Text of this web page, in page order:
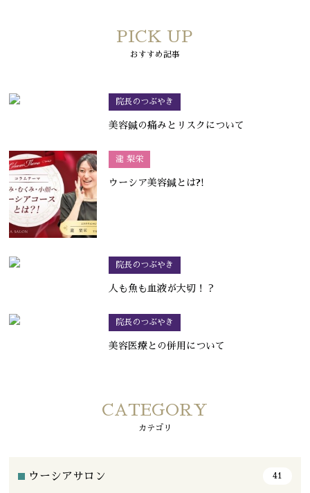
PICK UP
おすすめ記事
院長のつぶやき
美容鍼の痛みとリスクについて
瀧 梨栄
ウーシア美容鍼とは?!
院長のつぶやき
人も魚も血液が大切！？
院長のつぶやき
美容医療との併用について
CATEGORY
カテゴリ
ウーシアサロン 41